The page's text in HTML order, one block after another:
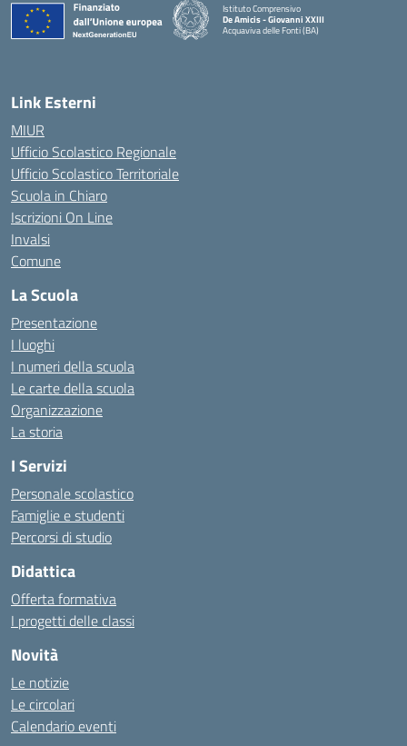
Istituto Comprensivo
De Amicis - Giovanni XXIII
Acquaviva delle Fonti (BA)
— Visita la pagina iniziale della scuola
Link Esterni
MIUR
Ufficio Scolastico Regionale
Ufficio Scolastico Territoriale
Scuola in Chiaro
Iscrizioni On Line
Invalsi
Comune
La Scuola
Presentazione
I luoghi
I numeri della scuola
Le carte della scuola
Organizzazione
La storia
I Servizi
Personale scolastico
Famiglie e studenti
Percorsi di studio
Didattica
Offerta formativa
I progetti delle classi
Novità
Le notizie
Le circolari
Calendario eventi